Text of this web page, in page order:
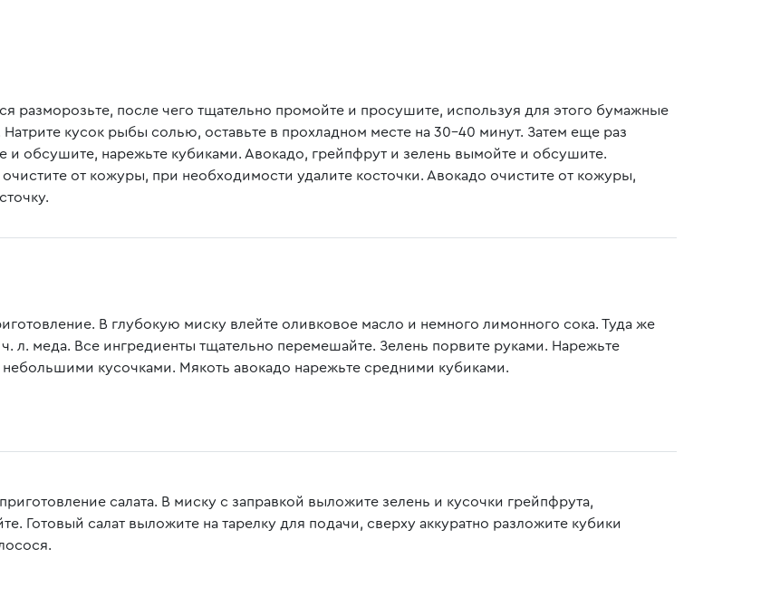
разморозьте, после чего тщательно промойте и просушите, используя для этого бумажные
Натрите кусок рыбы солью, оставьте в прохладном месте на 30-40 минут. Затем еще раз
и обсушите, нарежьте кубиками. Авокадо, грейпфрут и зелень вымойте и обсушите.
от кожуры, при необходимости удалите косточки. Авокадо очистите от кожуры,
В глубокую миску влейте оливковое масло и немного лимонного сока. Туда же
ч. л. меда. Все ингредиенты тщательно перемешайте. Зелень порвите руками. Нарежьте
небольшими кусочками. Мякоть авокадо нарежьте средними кубиками.
салата. В миску с заправкой выложите зелень и кусочки грейпфрута,
Готовый салат выложите на тарелку для подачи, сверху аккуратно разложите кубики